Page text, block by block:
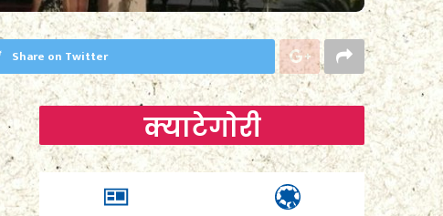
Share on Twitter
क्याटेगाेरी